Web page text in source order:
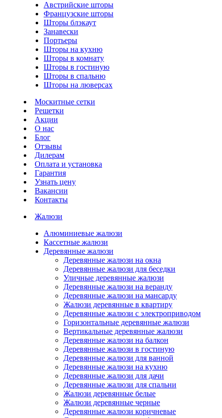
Австрийские шторы
Французские шторы
Шторы блэкаут
Занавески
Портьеры
Шторы на кухню
Шторы в комнату
Шторы в гостиную
Шторы в спальню
Шторы на люверсах
Москитные сетки
Решетки
Акции
О нас
Блог
Отзывы
Дилерам
Оплата и установка
Гарантия
Узнать цену
Вакансии
Контакты
Жалюзи
Алюминиевые жалюзи
Кассетные жалюзи
Деревянные жалюзи
Деревянные жалюзи на окна
Деревянные жалюзи для беседки
Уличные деревянные жалюзи
Деревянные жалюзи на веранду
Деревянные жалюзи на мансарду
Жалюзи деревянные в квартиру
Деревянные жалюзи с электроприводом
Горизонтальные деревянные жалюзи
Вертикальные деревянные жалюзи
Деревянные жалюзи на балкон
Деревянные жалюзи в гостиную
Деревянные жалюзи для ванной
Деревянные жалюзи на кухню
Деревянные жалюзи для дачи
Деревянные жалюзи для спальни
Жалюзи деревянные белые
Жалюзи деревянные черные
Деревянные жалюзи коричневые